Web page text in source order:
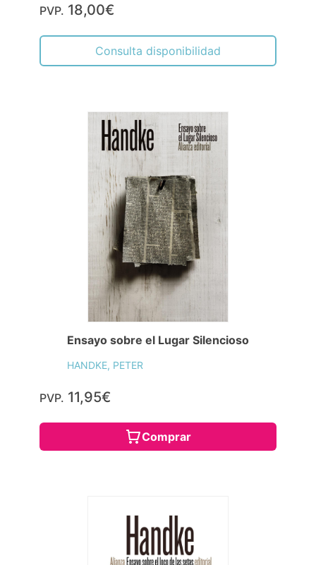
PVP. 18,00€
Consulta disponibilidad
Ensayo sobre el Lugar Silencioso
HANDKE, PETER
PVP. 11,95€
Comprar